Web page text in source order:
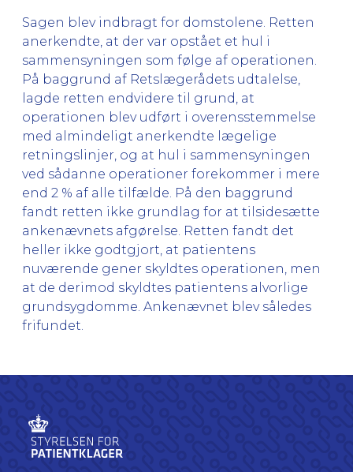
Sagen blev indbragt for domstolene. Retten
anerkendte, at der var opstået et hul i
sammensyningen som følge af operationen.
På baggrund af Retslægerådets udtalelse,
lagde retten endvidere til grund, at
operationen blev udført i overensstemmelse
med almindeligt anerkendte lægelige
retningslinjer, og at hul i sammensyningen
ved sådanne operationer forekommer i mere
end 2 % af alle tilfælde. På den baggrund
fandt retten ikke grundlag for at tilsidesætte
ankenævnets afgørelse. Retten fandt det
heller ikke godtgjort, at patientens
nuværende gener skyldtes operationen, men
at de derimod skyldtes patientens alvorlige
grundsygdomme. Ankenævnet blev således
frifundet.